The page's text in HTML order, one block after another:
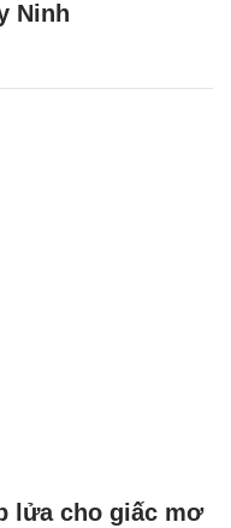
Ninh
lửa cho giấc mơ